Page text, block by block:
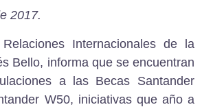
2017.
Internacionalesde la
Bello, informa que se encuentran
a las Becas Santander
W50, iniciativas que año a